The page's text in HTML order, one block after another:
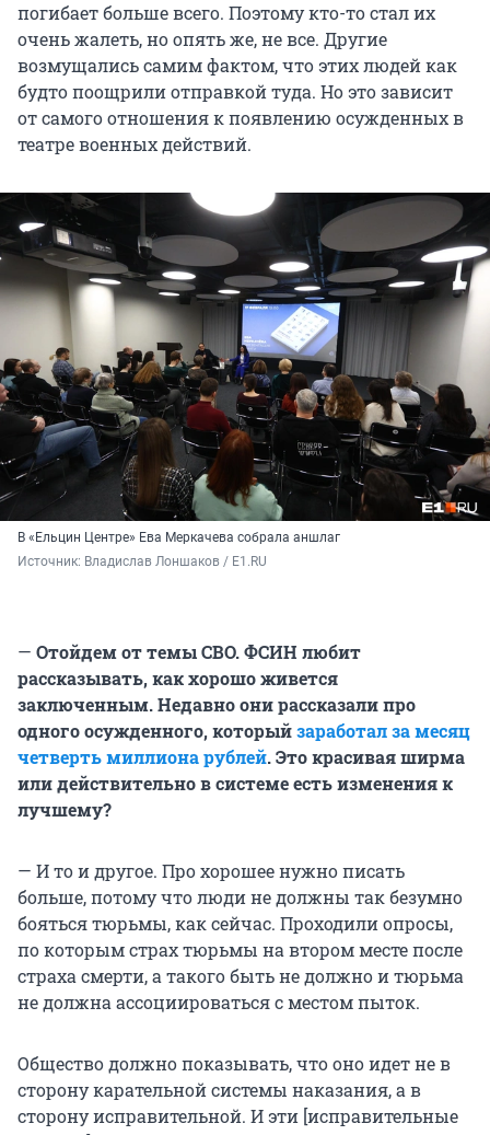
погибает больше всего. Поэтому кто-то стал их
очень жалеть, но опять же, не все. Другие
возмущались самим фактом, что этих людей как
будто поощрили отправкой туда. Но это зависит
от самого отношения к появлению осужденных в
театре военных действий.
В «Ельцин Центре» Ева Меркачева собрала аншлаг
Источник: Владислав Лоншаков / E1.RU
— Отойдем от темы СВО. ФСИН любит
рассказывать, как хорошо живется
заключенным. Недавно они рассказали про
одного осужденного, которыйзаработал за месяц
четверть миллиона рублей. Это красивая ширма
или действительно в системе есть изменения к
лучшему?
— И то и другое. Про хорошее нужно писать
больше, потому что люди не должны так безумно
бояться тюрьмы, как сейчас. Проходили опросы,
по которым страх тюрьмы на втором месте после
страха смерти, а такого быть не должно и тюрьма
не должна ассоциироваться с местом пыток.
Общество должно показывать, что оно идет не в
сторону карательной системы наказания, а в
сторону исправительной. И эти [исправительные